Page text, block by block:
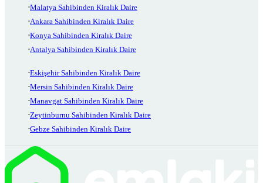
Malatya Sahibinden Kiralık Daire
Ankara Sahibinden Kiralık Daire
Konya Sahibinden Kiralık Daire
Antalya Sahibinden Kiralık Daire
Eskişehir Sahibinden Kiralık Daire
Mersin Sahibinden Kiralık Daire
Manavgat Sahibinden Kiralık Daire
Zeytinburnu Sahibinden Kiralık Daire
Gebze Sahibinden Kiralık Daire